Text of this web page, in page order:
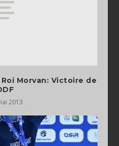
Morvan: Victoire de
2013